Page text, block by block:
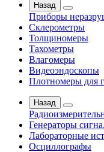
Назад
Приборы
Склерометры
Толщиномеры
Тахометры
Влагомеры
Видеоэндоскопы
Плотномеры для
Назад
Генераторы
Лабораторные
Осциллографы